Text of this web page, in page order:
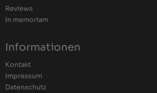
Reviews
In memoriam
Informationen
Kontakt
Impressum
Datenschutz